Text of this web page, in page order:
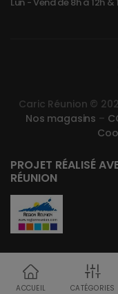
Caric Réunion ©
Nos magasins –
PROJET RÉALISÉ
RÉUNION
ACCUEIL CATÉGORIES